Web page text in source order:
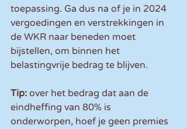
toepassing. Ga dus na of je in 2024
vergoedingen en verstrekkingen in
de WKR naar beneden moet
bijstellen, om binnen het
belastingvrije bedrag te blijven.
Tip: over het bedrag dat aan de
eindheffing van 80% is
onderworpen, hoef je geen premies